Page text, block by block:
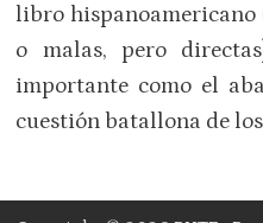
libro hispanoamericano
o malas, pero
importante como el
cuestión batallona de